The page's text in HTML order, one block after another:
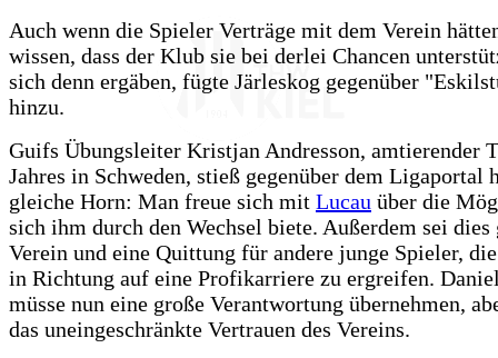
Auch wenn die Spieler Verträge mit dem Verein
wissen, dass der Klub sie bei derlei Chancen
sich denn ergäben, fügte Järleskog gegenüber
hinzu.
Guifs Übungsleiter Kristjan Andresson, amtierender
Jahres in Schweden, stieß gegenüber dem Ligaportal
gleiche Horn: Man freue sich mit Lucau über die
sich ihm durch den Wechsel biete. Außerdem sei
Verein und eine Quittung für andere junge Spieler,
in Richtung auf eine Profikarriere zu ergreifen.
müsse nun eine große Verantwortung übernehmen,
das uneingeschränkte Vertrauen des Vereins.